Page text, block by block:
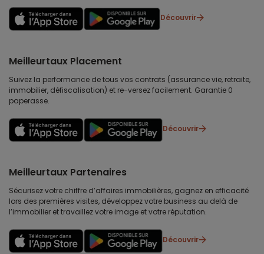
Découvrir
Meilleurtaux Placement
Suivez la performance de tous vos contrats (assurance vie, retraite,
immobilier, défiscalisation) et re-versez facilement. Garantie 0
paperasse.
Découvrir
Meilleurtaux Partenaires
Sécurisez votre chiffre d’affaires immobilières, gagnez en efficacité
lors des premières visites, développez votre business au delà de
l’immobilier et travaillez votre image et votre réputation.
Découvrir